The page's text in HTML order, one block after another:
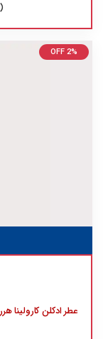
( 2024 بازدید )
OFF 2%